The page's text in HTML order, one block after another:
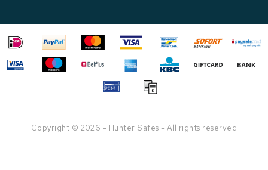
Copyright © 2026 - Hunter Safes - All rights reserved